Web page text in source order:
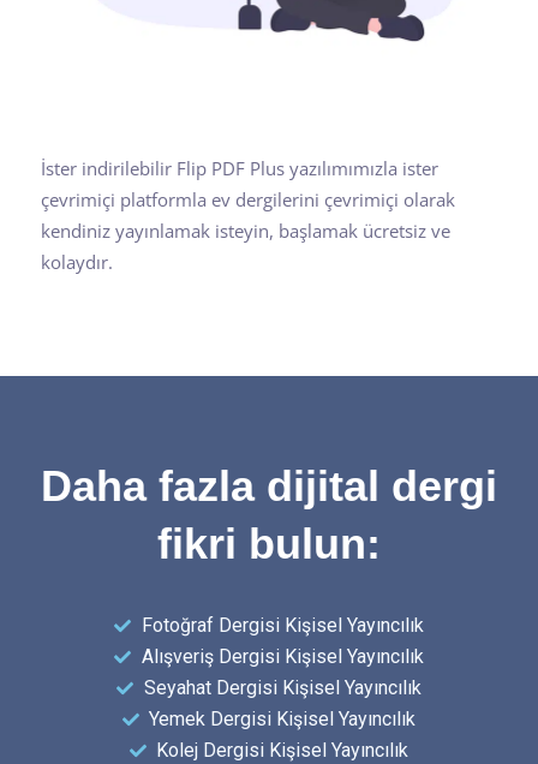
İster indirilebilir Flip PDF Plus yazılımımızla ister
çevrimiçi platformla ev dergilerini çevrimiçi olarak
kendiniz yayınlamak isteyin, başlamak ücretsiz ve
kolaydır.
Daha fazla dijital dergi
fikri bulun:
Fotoğraf Dergisi Kişisel Yayıncılık
Alışveriş Dergisi Kişisel Yayıncılık
Seyahat Dergisi Kişisel Yayıncılık
Yemek Dergisi Kişisel Yayıncılık
Kolej Dergisi Kişisel Yayıncılık